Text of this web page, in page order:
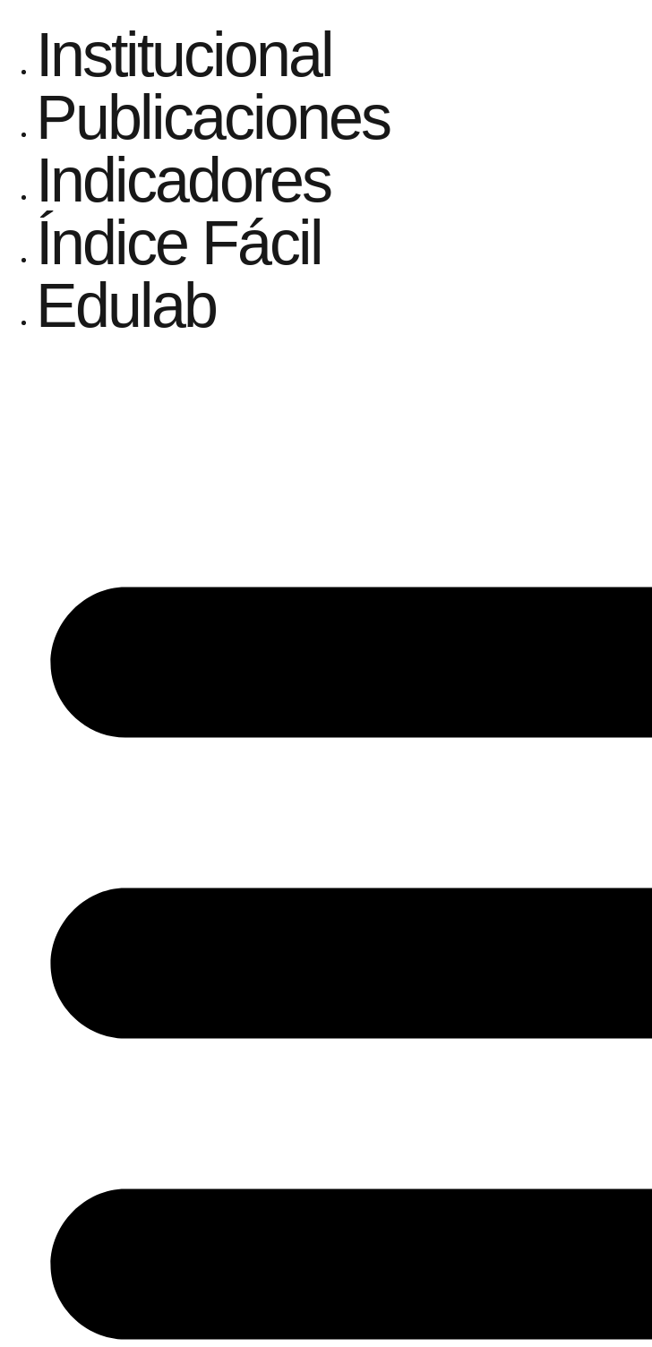
Institucional
Publicaciones
Indicadores
Índice Fácil
Edulab